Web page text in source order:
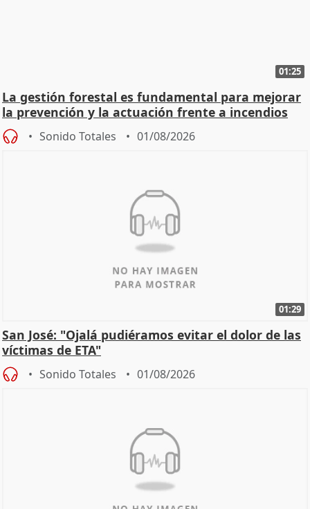
01:25
La gestión forestal es fundamental para mejorar
la prevención y la actuación frente a incendios
Sonido Totales 01/08/2026
01:29
San José: "Ojalá pudiéramos evitar el dolor de las
víctimas de ETA"
Sonido Totales 01/08/2026